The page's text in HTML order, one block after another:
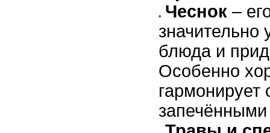
Чеснок –
значительно
блюда и
Особенно